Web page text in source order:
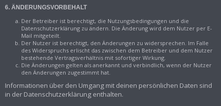
6. ÄNDERUNGSVORBEHALT
Der Betreiber ist berechtigt, die Nutzungsbedingungen und die
Datenschutzerklärung zu ändern. Die Änderung wird dem Nutzer per E-
Mail mitgeteilt.
Der Nutzer ist berechtigt, den Änderungen zu widersprechen. Im Falle
des Widerspruchs erlischt das zwischen dem Betreiber und dem Nutzer
bestehende Vertragsverhältnis mit sofortiger Wirkung.
Die Änderungen gelten als anerkannt und verbindlich, wenn der Nutzer
den Änderungen zugestimmt hat.
Informationen über den Umgang mit deinen persönlichen Daten sind
in der Datenschutzerklärung enthalten.